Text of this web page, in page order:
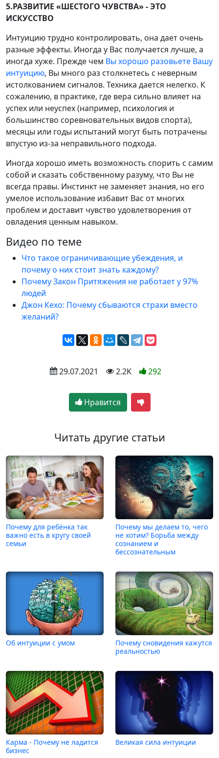
5.РАЗВИТИЕ «ШЕСТОГО ЧУВСТВА» - ЭТО
ИСКУССТВО
Интуицию трудно контролировать, она дает очень
разные эффекты. Иногда у Вас получается лучше, а
иногда хуже. Прежде чем Вы хорошо разовьете Вашу
интуицию, Вы много раз столкнетесь с неверным
истолкованием сигналов. Техника дается нелегко. К
сожалению, в практике, где вера сильно влияет на
успех или неуспех (например, психология и
большинство соревновательных видов спорта),
месяцы или годы испытаний могут быть потрачены
впустую из-за неправильного подхода.
Иногда хорошо иметь возможность спорить с самим
собой и сказать собственному разуму, что Вы не
всегда правы. Инстинкт не заменяет знания, но его
умелое использование избавит Вас от многих
проблем и доставит чувство удовлетворения от
овладения ценным навыком.
Видео по теме
Что такое ограничивающие убеждения, и
почему о них стоит знать каждому?
Почему Закон Притяжения не работает у 97%
людей
Джон Кехо: Почему сбываются страхи вместо
желаний?
29.07.2021 2.2K 292
Нравится
Читать другие статьи
Почему для ребёнка так
важно есть в кругу своей
семьи
Почему мы делаем то, чего
не хотим? Борьба между
сознанием и
бессознательным
Об интуиции с умом
Почему сновидения кажутся
реальностью
Карма - Почему не ладится
бизнес
Великая сила интуиции